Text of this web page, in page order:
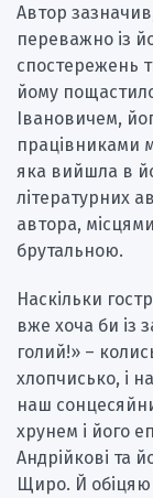
Автор
переважно із
споcтережень
йому
Івановичем,
працівниками
яка вийшла в
літературних
автора,
брутальною.
Наскільки
вже хоча би із
голий!» –
хлопчисько, і
наш
хрунем і його
Андрійкові та
Щиро. Й обіцяю